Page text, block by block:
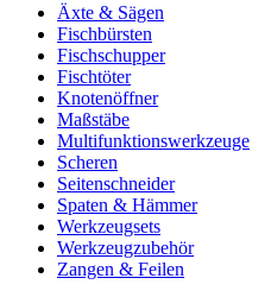
Äxte & Sägen
Fischbürsten
Fischschupper
Fischtöter
Knotenöffner
Maßstäbe
Multifunktionswerkzeuge
Scheren
Seitenschneider
Spaten & Hämmer
Werkzeugsets
Werkzeugzubehör
Zangen & Feilen